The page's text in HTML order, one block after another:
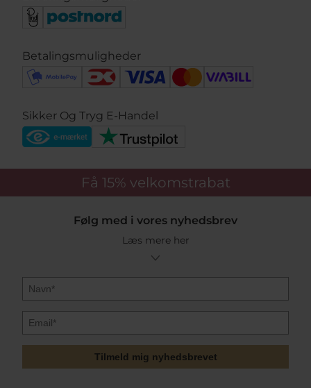
Betalingsmuligheder
Sikker Og Tryg E-Handel
Få 15% velkomstrabat
Følg med i vores nyhedsbrev
Læs mere her
Tilmeld mig nyhedsbrevet